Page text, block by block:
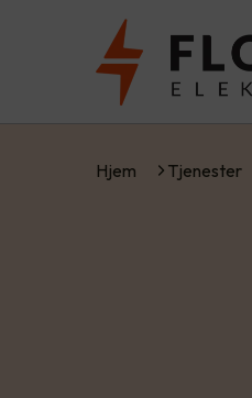
Hjem Tjenester